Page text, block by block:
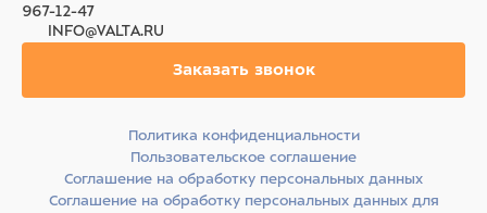
967-12-47
INFO@VALTA.RU
Заказать звонок
Политика конфиденциальности
Пользовательское соглашение
Соглашение на обработку персональных данных
Соглашение на обработку персональных данных для